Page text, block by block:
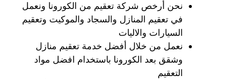
نحن أرخص شركة تعقيم من الكورونا ونعمل
في تعقيم المنازل والسجاد والموكيت وتعقيم
السيارات والاليات
نعمل من خلال أفضل خدمة تعقيم منازل
وشقق بعد الكورونا باستخدام افضل مواد
التعقيم